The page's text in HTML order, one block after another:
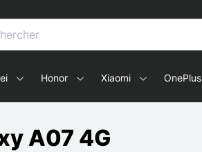
voor smartphones en tablets
Honor Xiaomi OnePlus
A07 4G